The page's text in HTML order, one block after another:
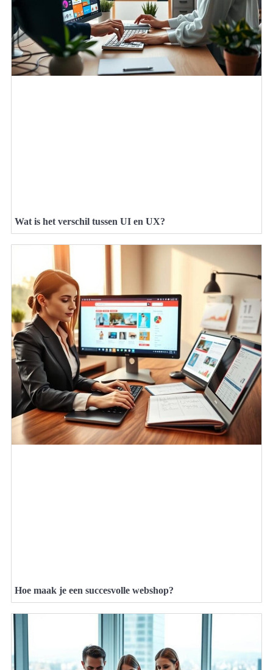
Wat is het verschil tussen UI en UX?
Hoe maak je een succesvolle webshop?